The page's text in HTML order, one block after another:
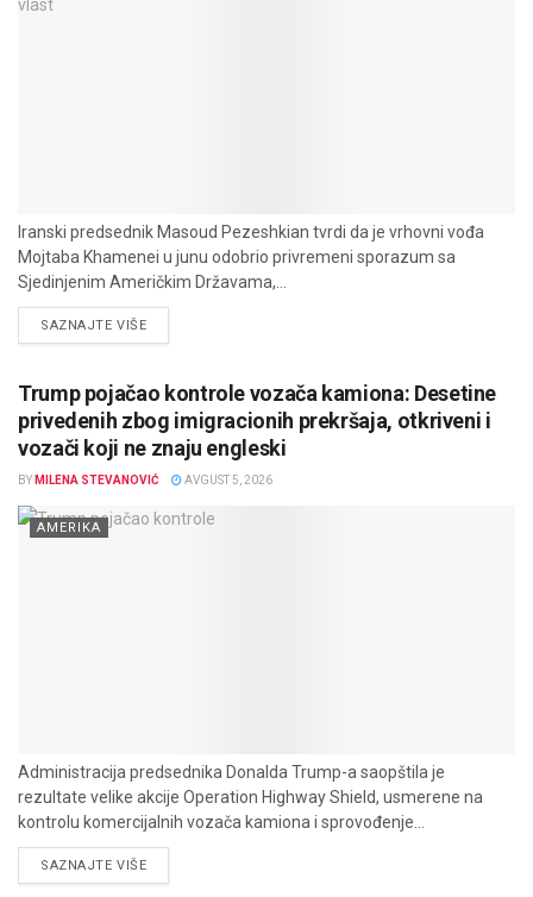
Iranski predsednik Masoud Pezeshkian tvrdi da je vrhovni vođa
Mojtaba Khamenei u junu odobrio privremeni sporazum sa
Sjedinjenim Američkim Državama,...
SAZNAJTE VIŠEDETAILS
Trump pojačao kontrole vozača kamiona: Desetine
privedenih zbog imigracionih prekršaja, otkriveni i
vozači koji ne znaju engleski
BY MILENA STEVANOVIĆ AVGUST 5, 2026
AMERIKA
Administracija predsednika Donalda Trump-a saopštila je
rezultate velike akcije Operation Highway Shield, usmerene na
kontrolu komercijalnih vozača kamiona i sprovođenje...
SAZNAJTE VIŠEDETAILS